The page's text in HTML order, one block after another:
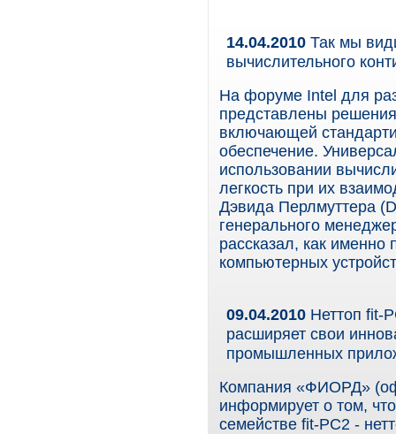
14.04.2010 Так мы
вычислительного
На форуме Intel для
представлены
включающей
обеспечение.
использовании
легкость при их
Дэвида Перлмуттера
генерального
рассказал, как именно
компьютерных
09.04.2010 Неттоп fit-
расширяет свои
промышленных
Компания «ФИОРД»
информирует о том,
семействе fit-PC2 -